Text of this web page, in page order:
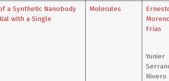
a Synthetic Nanobody
with a Single
Molecules
Frías
Yunier
Rivero